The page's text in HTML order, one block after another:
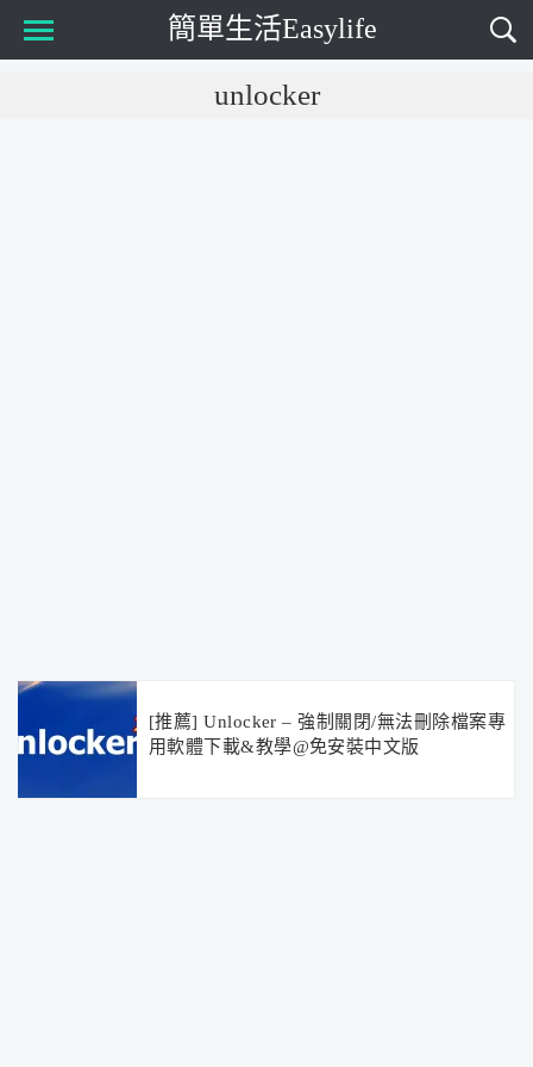
簡單生活Easylife
unlocker
[推薦] Unlocker – 強制關閉/無法刪除檔案專
用軟體下載&教學@免安裝中文版